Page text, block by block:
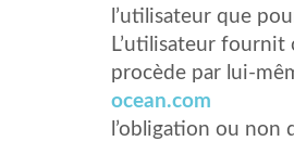
l’utilisateur que
L’utilisateur fournit
procède par lui-
ocean.com
l’obligation ou